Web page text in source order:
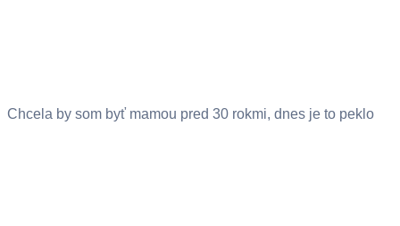
Chcela by som byť mamou pred 30 rokmi, dnes je to peklo